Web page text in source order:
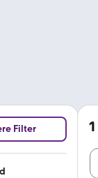
Filter 1